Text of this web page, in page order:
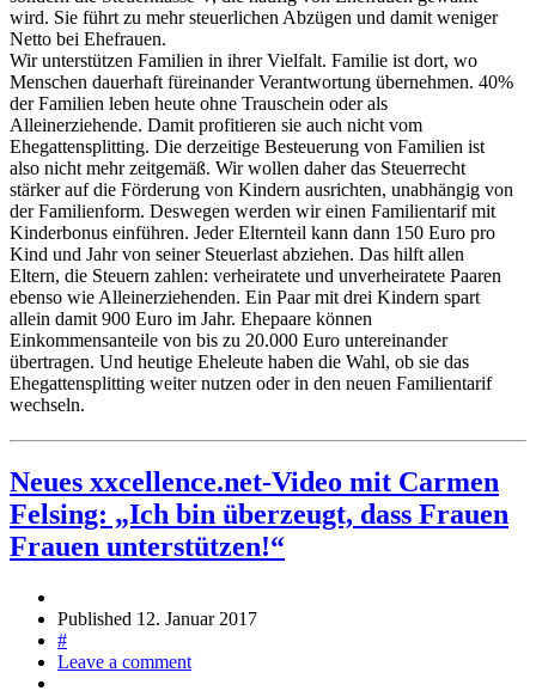
wird. Sie führt zu mehr steuerlichen Abzügen und damit weniger
Netto bei Ehefrauen.
Wir unterstützen Familien in ihrer Vielfalt. Familie ist dort, wo
Menschen dauerhaft füreinander Verantwortung übernehmen. 40%
der Familien leben heute ohne Trauschein oder als
Alleinerziehende. Damit profitieren sie auch nicht vom
Ehegattensplitting. Die derzeitige Besteuerung von Familien ist
also nicht mehr zeitgemäß. Wir wollen daher das Steuerrecht
stärker auf die Förderung von Kindern ausrichten, unabhängig von
der Familienform. Deswegen werden wir einen Familientarif mit
Kinderbonus einführen. Jeder Elternteil kann dann 150 Euro pro
Kind und Jahr von seiner Steuerlast abziehen. Das hilft allen
Eltern, die Steuern zahlen: verheiratete und unverheiratete Paaren
ebenso wie Alleinerziehenden. Ein Paar mit drei Kindern spart
allein damit 900 Euro im Jahr. Ehepaare können
Einkommensanteile von bis zu 20.000 Euro untereinander
übertragen. Und heutige Eheleute haben die Wahl, ob sie das
Ehegattensplitting weiter nutzen oder in den neuen Familientarif
wechseln.
Neues xxcellence.net-Video mit Carmen
Felsing: „Ich bin überzeugt, dass Frauen
Frauen unterstützen!“
Published 12. Januar 2017
#
Leave a comment